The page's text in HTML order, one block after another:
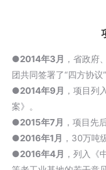
●2014年3月 ，省政府
团共同签署了“四方协议”
●2014年9月 ，项目列
案》。
●2015年7月 ，项目先
●2016年1月 ，30万吨
●2016年4月 ，列入《